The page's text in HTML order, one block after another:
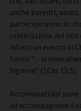
anche parenti,
parteciperanno al
celebrazione del
infatti un evento di
Santo “…vi sono
Signore” (1Cor 12,5).
Accomunati dal
ad accompagnare il